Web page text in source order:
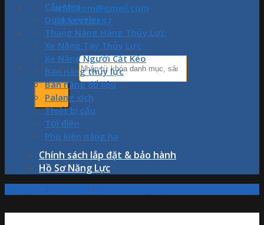
an2t.com@gmail.com
0876.978.887
Tìm kiếm:
Cẩu Mini
Dock Leveler
Thang Nâng Hàng Thủy Lực
Xe Nâng Tay Thủy Lực
Xe Nâng Người Cắt Kéo
Bàn nâng thủy lực
Bàn nâng đổ liệu
Palang xích
Thiết bị cẩu
Tời điện
Phụ kiện nâng hạ
Chính sách lắp đặt & bảo hành
Hồ Sơ Năng Lực
/ /